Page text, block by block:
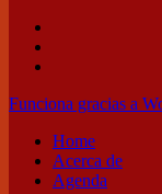
Funciona gracias a
Home
Acerca de
Agenda